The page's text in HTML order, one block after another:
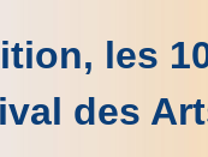
les
des